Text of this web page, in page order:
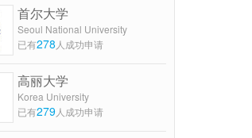
首尔大学
Seoul National University
已有278 人成功申请
高丽大学
Korea University
已有279人成功申请